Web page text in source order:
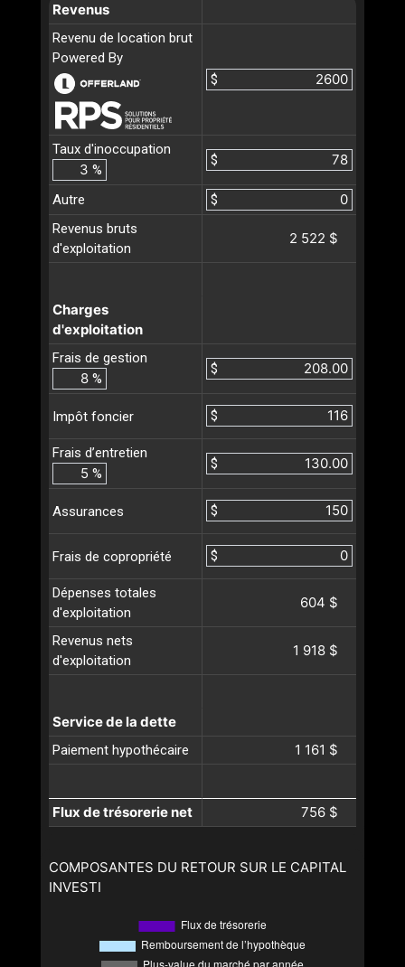
Revenus
Revenu de location brut
Powered By
$
Taux d'inoccupation
%
$
Autre
$
Revenus bruts
d'exploitation
2 522 $
Charges
d'exploitation
Frais de gestion
%
$
Impôt foncier $
Frais d’entretien
%
$
Assurances $
Frais de copropriété $
Dépenses totales
d'exploitation
604 $
Revenus nets
d'exploitation
1 918 $
Service de la dette
Paiement hypothécaire 1 161 $
Flux de trésorerie net 756 $
COMPOSANTES DU RETOUR SUR LE CAPITAL
INVESTI